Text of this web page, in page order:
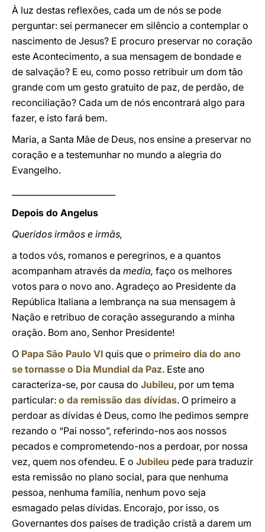
À luz destas reflexões, cada um de nós se pode
perguntar: sei permanecer em silêncio a contemplar o
nascimento de Jesus? E procuro preservar no coração
este Acontecimento, a sua mensagem de bondade e
de salvação? E eu, como posso retribuir um dom tão
grande com um gesto gratuito de paz, de perdão, de
reconciliação? Cada um de nós encontrará algo para
fazer, e isto fará bem.
Maria, a Santa Mãe de Deus, nos ensine a preservar no
coração e a testemunhar no mundo a alegria do
Evangelho.
Depois do Angelus
Queridos irmãos e irmãs,
a todos vós, romanos e peregrinos, e a quantos
acompanham através da media, faço os melhores
votos para o novo ano. Agradeço ao Presidente da
República Italiana a lembrança na sua mensagem à
Nação e retribuo de coração assegurando a minha
oração. Bom ano, Senhor Presidente!
O Papa São Paulo VI quis que o primeiro dia do ano
se tornasse o Dia Mundial da Paz. Este ano
caracteriza-se, por causa do Jubileu, por um tema
particular: o da remissão das dívidas. O primeiro a
perdoar as dívidas é Deus, como lhe pedimos sempre
rezando o “Pai nosso”, referindo-nos aos nossos
pecados e comprometendo-nos a perdoar, por nossa
vez, quem nos ofendeu. E o Jubileu pede para traduzir
esta remissão no plano social, para que nenhuma
pessoa, nenhuma família, nenhum povo seja
esmagado pelas dívidas. Encorajo, por isso, os
Governantes dos países de tradição cristã a darem um